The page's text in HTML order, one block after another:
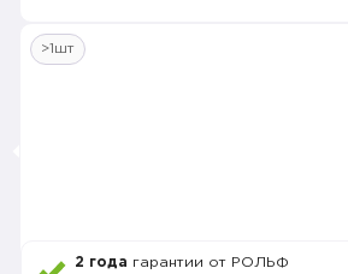
>1шт
2 года гарантии от РОЛЬФ